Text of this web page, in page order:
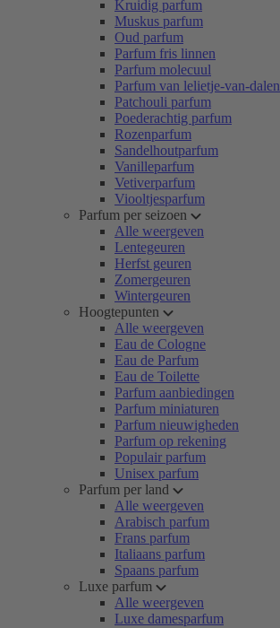
Kruidig parfum
Muskus parfum
Oud parfum
Parfum fris linnen
Parfum molecuul
Parfum van lelietje-van-dalen
Patchouli parfum
Poederachtig parfum
Rozenparfum
Sandelhoutparfum
Vanilleparfum
Vetiverparfum
Viooltjesparfum
Parfum per seizoen
Alle weergeven
Lentegeuren
Herfst geuren
Zomergeuren
Wintergeuren
Hoogtepunten
Alle weergeven
Eau de Cologne
Eau de Parfum
Eau de Toilette
Parfum aanbiedingen
Parfum miniaturen
Parfum nieuwigheden
Parfum op rekening
Populair parfum
Unisex parfum
Parfum per land
Alle weergeven
Arabisch parfum
Frans parfum
Italiaans parfum
Spaans parfum
Luxe parfum
Alle weergeven
Luxe damesparfum